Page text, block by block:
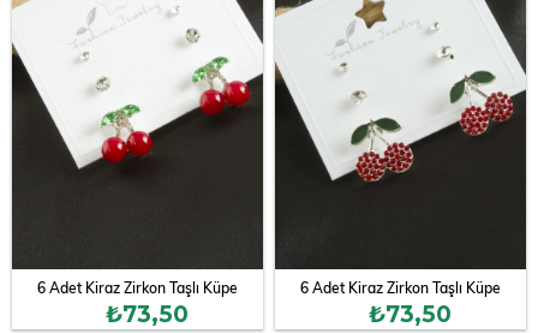
6 Adet Kiraz Zirkon Taşlı Küpe
₺73,50
6 Adet Kiraz Zirkon Taşlı Küpe
₺73,50